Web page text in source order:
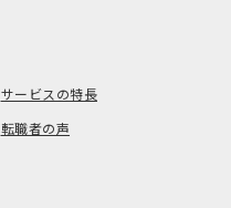
サービスの特長
転職者の声